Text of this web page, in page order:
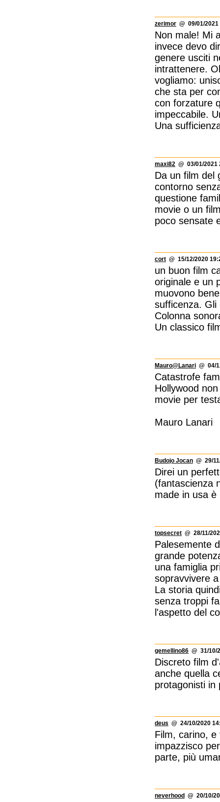
zerimor @ 09/01/
Non male! Mi
invece devo
genere usciti
intrattenere.
vogliamo:
che sta per
con forzature
impeccabile.
Una
maxi82 @ 03/01/2021
Da un film del
contorno
questione
movie o un
poco sensate
cort @ 15/12/2020
un buon film
originale e un
muovono
sufficenza. Gli
Colonna
Un classico
Mauro@Lanari @ 04/
Catastrofe
Hollywood
movie per
Mauro Lanari
Budojo Jocan @ 29/
Direi un
(fantascienza
made in usa
topsecret @ 28/11/
Palesemente
grande
una famiglia
sopravvivere
La storia
senza troppi
l'aspetto del
gemellino86 @ 31/10/
Discreto film
anche quella
protagonisti in
deus @ 24/10/2020
Film, carino,
impazzisco
parte, più
neverhood @ 20/10/